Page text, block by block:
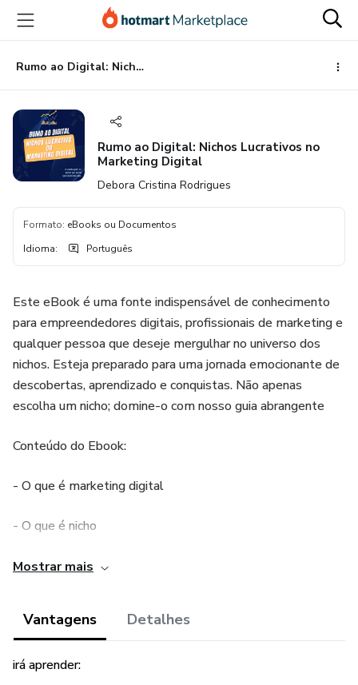
para
conteúdo
principal
para
pagamento
para
rodapé
Rumo ao Digital: Nichos Lucrativos no Marketing Digital
Rumo ao Digital: Nichos Lucrativos no
Marketing Digital
Debora Cristina Rodrigues
Formato: eBooks ou Documentos
Idioma: Português
Este eBook é uma fonte indispensável de conhecimento
para empreendedores digitais, profissionais de marketing e
qualquer pessoa que deseje mergulhar no universo dos
nichos. Esteja preparado para uma jornada emocionante de
descobertas, aprendizado e conquistas. Não apenas
escolha um nicho; domine-o com nosso guia abrangente
Conteúdo do Ebook:
- O que é marketing digital
- O que é nicho
- Como escolher o melhor nicho
NICHOS:
Mostrar mais
Vantagens Detalhes
irá aprender: